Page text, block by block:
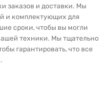
заказов и доставки. Мы
и комплектующих для
сроки, чтобы вы могли
техники. Мы тщательно
гарантировать, что все